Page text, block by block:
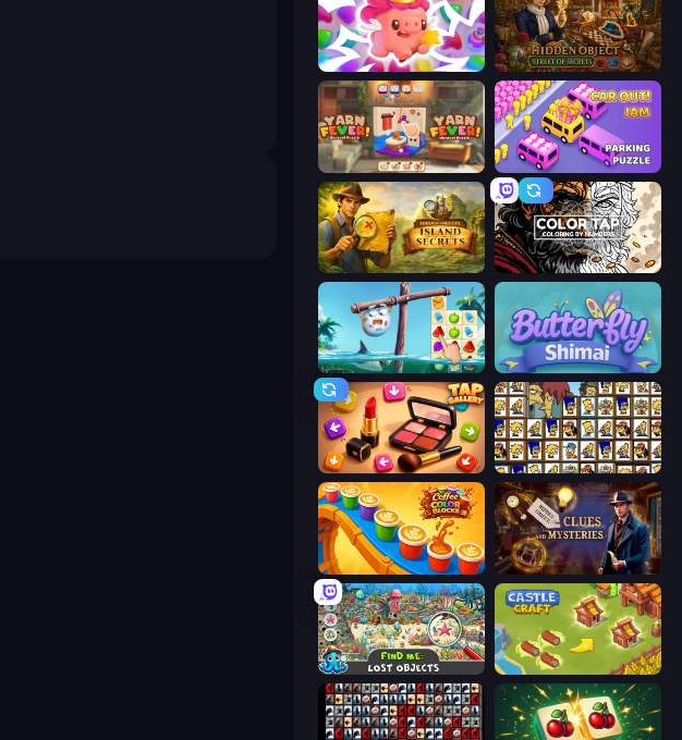
Match Arena Hidden Object: Street Of Secrets
Yarn Fever! Unravel Puzzle Car OUT! Jam Parking Puzzle
Hidden Objects: Island Secrets Color Tap: Coloring by Numbers
Sugar Heroes Butterfly Shimai
Tap Gallery Tiles of the Simpsons
Coffee Color Blocks Hidden Object: Clues and Mysteries
Find Me: Lost Objects Castle Craft